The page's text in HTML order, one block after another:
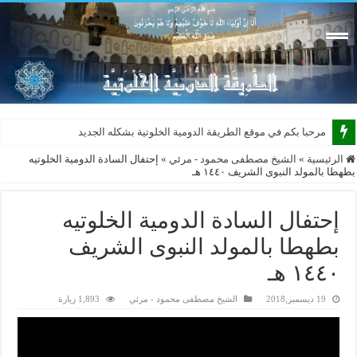
مرحبا بكم في موقع الطريقة الدومية الخلوتية بشكله الجديد 2015
الرئيسية » الشيخ مصطفى محمود - مرئي » إحتفال السادة الدومية الخلوتيه
بطهطا بالمولد النبوى الشريف ١٤٤٠ هـ
إحتفال السادة الدومية الخلوتيه
بطهطا بالمولد النبوى الشريف
١٤٤٠ هـ
19 ديسمبر,2018 الشيخ مصطفى محمود - مرئي 1,893 زيارة